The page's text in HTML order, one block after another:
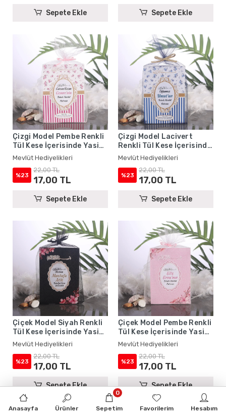
Sepete Ekle Sepete Ekle
Çizgi Model Pembe Renkli
Tül Kese İçerisinde Yasin
Kitabı - Mevlüt
Hediyelikleri
Mevlüt Hediyelikleri
%23
22,00 TL
17,00 TL
Sepete Ekle
Çizgi Model Lacivert
Renkli Tül Kese İçerisinde
Yasin Kitabı - Mevlüt
Hediyelikleri
Mevlüt Hediyelikleri
%23
22,00 TL
17,00 TL
Sepete Ekle
Çiçek Model Siyah Renkli
Tül Kese İçerisinde Yasin
Kitabı - Mevlüt
Hediyelikleri
Mevlüt Hediyelikleri
%23
22,00 TL
17,00 TL
Sepete Ekle
Çiçek Model Pembe Renkli
Tül Kese İçerisinde Yasin
Kitabı - Mevlüt
Hediyelikleri
Mevlüt Hediyelikleri
%23
22,00 TL
17,00 TL
Sepete Ekle
Anasayfa Ürünler Sepetim
0
Favorilerim Hesabım